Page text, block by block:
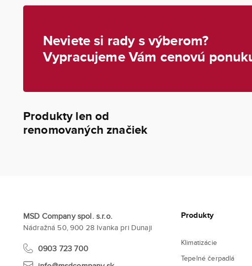
Neviete si rady s výberom?
Vypracujeme Vám cenovú
Produkty len od
renomovaných značiek
MSD Company spol. s.r.o.
Nádražná 50, 900 28 Ivanka pri Dunaji
0903 723 700
Produkty
Klimatizácie
Tepelné čerpadlá